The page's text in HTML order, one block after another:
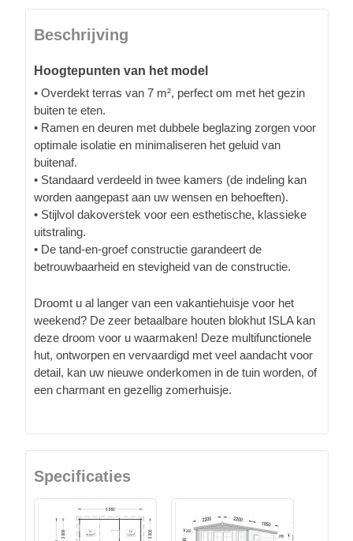
Beschrijving
Hoogtepunten van het model
• Overdekt terras van 7 m², perfect om met het gezin
buiten te eten.
• Ramen en deuren met dubbele beglazing zorgen voor
optimale isolatie en minimaliseren het geluid van
buitenaf.
• Standaard verdeeld in twee kamers (de indeling kan
worden aangepast aan uw wensen en behoeften).
• Stijlvol dakoverstek voor een esthetische, klassieke
uitstraling.
• De tand-en-groef constructie garandeert de
betrouwbaarheid en stevigheid van de constructie.
Droomt u al langer van een vakantiehuisje voor het
weekend? De zeer betaalbare houten blokhut ISLA kan
deze droom voor u waarmaken! Deze multifunctionele
hut, ontworpen en vervaardigd met veel aandacht voor
detail, kan uw nieuwe onderkomen in de tuin worden, of
een charmant en gezellig zomerhuisje.
Specificaties